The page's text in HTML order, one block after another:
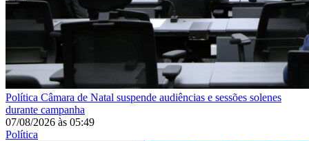
Política Câmara de Natal suspende audiências e sessões solenes
durante campanha
07/08/2026 às 05:49
Política